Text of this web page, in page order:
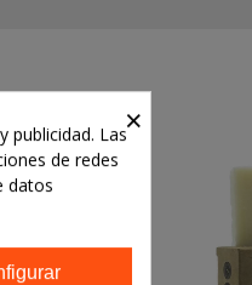
×
publicidad. Las
de redes
datos